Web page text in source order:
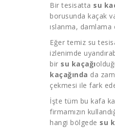
Bir tesisatta su
borusunda kaçak
ıslanma, damlama
Eğer temiz su
izlenimde
bir su kaçağı
kaçağında da
çekmesi ile fark
İşte tüm bu kafa
firmamızın
hangi bölgede su